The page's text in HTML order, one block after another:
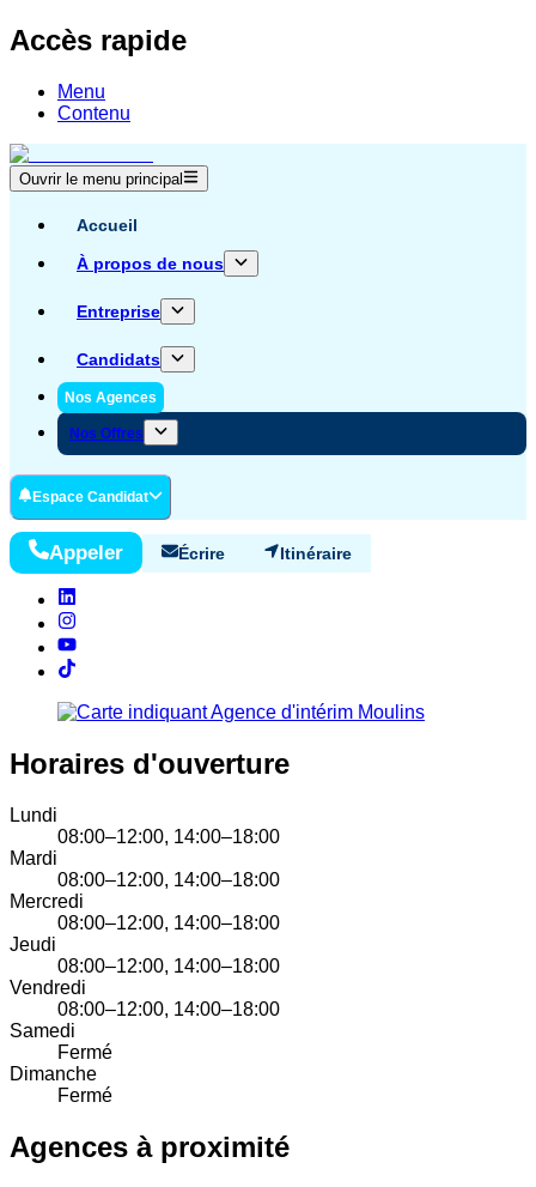
Accès rapide
Menu
Contenu
Ouvrir le menu principal
Accueil
À propos de nous
Entreprise
Candidats
Nos Agences
Nos Offres
Espace Candidat
Appeler Écrire Itinéraire
Horaires d'ouverture
Lundi
08:00–12:00, 14:00–18:00
Mardi
08:00–12:00, 14:00–18:00
Mercredi
08:00–12:00, 14:00–18:00
Jeudi
08:00–12:00, 14:00–18:00
Vendredi
08:00–12:00, 14:00–18:00
Samedi
Fermé
Dimanche
Fermé
Agences à proximité